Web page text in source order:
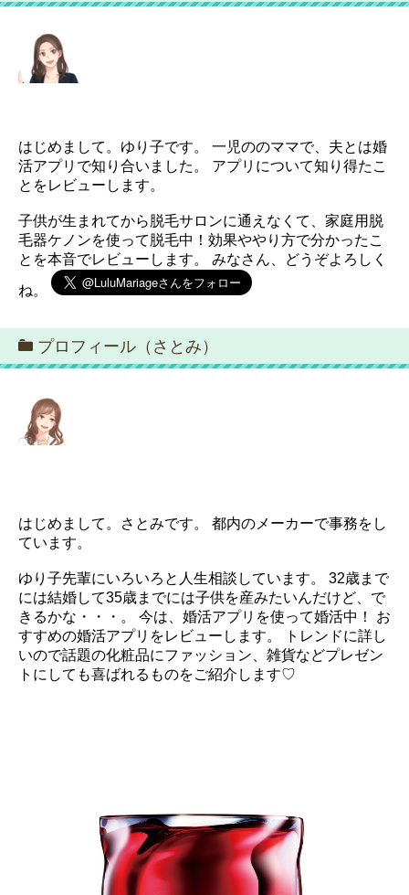
はじめまして。ゆり子です。 一児ののママで、夫とは婚
活アプリで知り合いました。 アプリについて知り得たこ
とをレビューします。
子供が生まれてから脱毛サロンに通えなくて、家庭用脱
毛器ケノンを使って脱毛中！効果ややり方で分かったこ
とを本音でレビューします。 みなさん、どうぞよろしく
ね。
プロフィール（さとみ）
はじめまして。さとみです。 都内のメーカーで事務をし
ています。
ゆり子先輩にいろいろと人生相談しています。 32歳まで
には結婚して35歳までには子供を産みたいんだけど、で
きるかな・・・。 今は、婚活アプリを使って婚活中！ お
すすめの婚活アプリをレビューします。 トレンドに詳し
いので話題の化粧品にファッション、雑貨などプレゼン
トにしても喜ばれるものをご紹介します♡